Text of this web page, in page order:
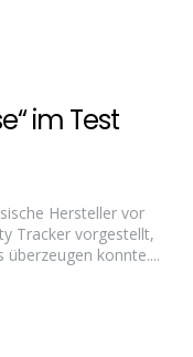
im Test
Hersteller vor
Tracker vorgestellt,
überzeugen konnte....